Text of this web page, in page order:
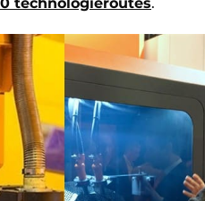
technologieroutes.